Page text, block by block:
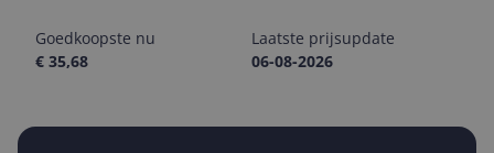
Goedkoopste nu
€ 35,68
Laatste prijsupdate
06-08-2026